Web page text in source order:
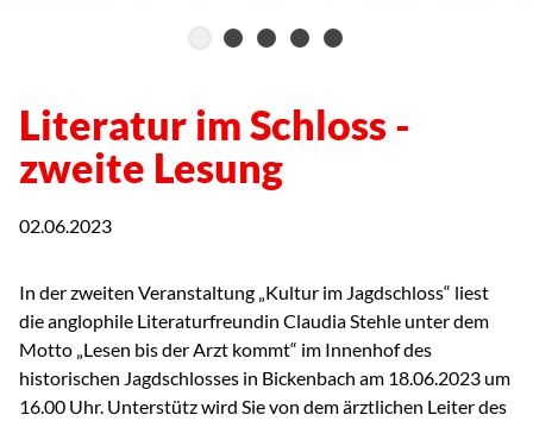
Literatur im Schloss -
zweite Lesung
02.06.2023
In der zweiten Veranstaltung „Kultur im Jagdschloss“ liest
die anglophile Literaturfreundin Claudia Stehle unter dem
Motto „Lesen bis der Arzt kommt“ im Innenhof des
historischen Jagdschlosses in Bickenbach am 18.06.2023 um
16.00 Uhr. Unterstütz wird Sie von dem ärztlichen Leiter des